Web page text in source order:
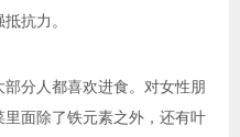
抗力。
分人都喜欢进食。对女性朋
面除了铁元素之外，还有叶